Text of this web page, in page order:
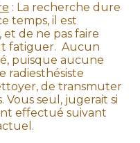
: La recherche dure
temps, il est
de ne pas faire
fatiguer. Aucun
puisque aucune
radiesthésiste
de transmuter
Vous seul, jugerait si
effectué suivant